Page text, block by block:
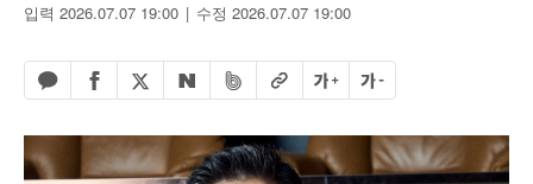
입력 2026.07.07 19:00 수정 2026.07.07 19:00
카카오톡 공유하기
페이스북 공유하기
엑스 공유하기
네이버 공유하기
밴드 공유하기
URL복사글자 크게글자 작게